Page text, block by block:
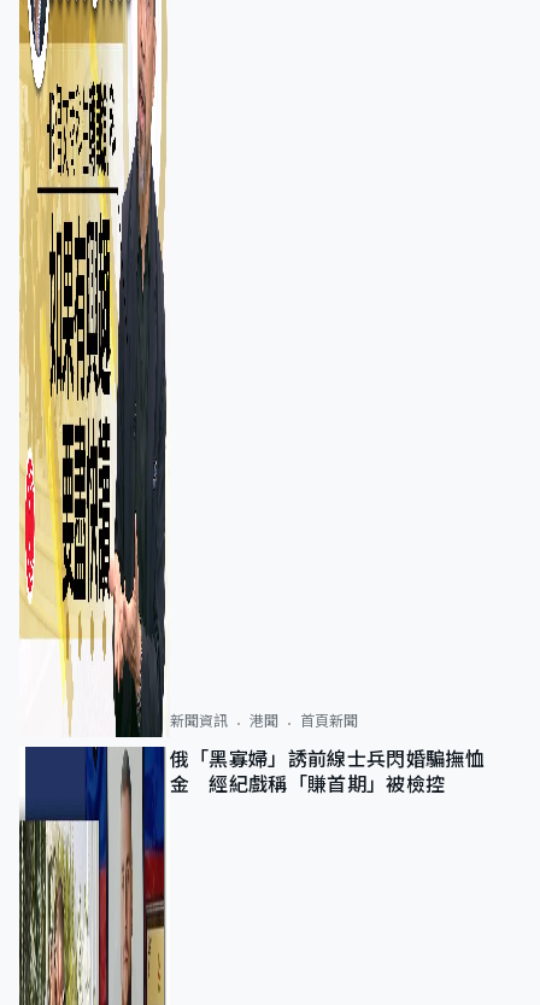
新聞資訊 港聞 首頁新聞
俄「黑寡婦」誘前線士兵閃婚騙撫恤
金 經紀戲稱「賺首期」被檢控